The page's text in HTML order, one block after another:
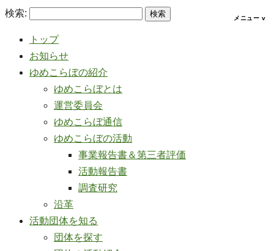
検索:
トップ
お知らせ
ゆめこらぼの紹介
ゆめこらぼとは
運営委員会
ゆめこらぼ通信
ゆめこらぼの活動
事業報告書＆第三者評価
活動報告書
調査研究
沿革
活動団体を知る
団体を探す